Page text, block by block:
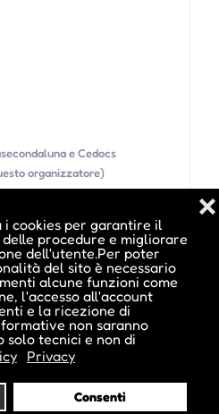
cookies per garantire il
procedure e migliorare
dell'utente.Per poter
del sito è necessario
alcune funzioni come
l'accesso all'account
e la ricezione di
non saranno
solo tecnici e non di
Privacy
Consenti
❌
e Cedocs
organizzatore)
– TreviLab
28, Bolzano, BZ
location)